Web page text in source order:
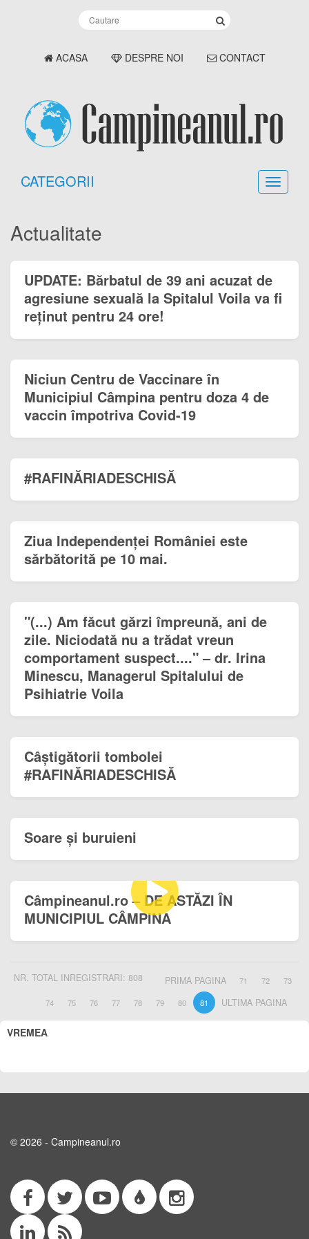
ACASA DESPRE NOI CONTACT
CATEGORII
Actualitate
UPDATE: Bărbatul de 39 ani acuzat de
agresiune sexuală la Spitalul Voila va fi
reținut pentru 24 ore!
Niciun Centru de Vaccinare în
Municipiul Câmpina pentru doza 4 de
vaccin împotriva Covid-19
#RAFINĂRIADESCHISĂ
Ziua Independenței României este
sărbătorită pe 10 mai.
"(...) Am făcut gărzi împreună, ani de
zile. Niciodată nu a trădat vreun
comportament suspect...." – dr. Irina
Minescu, Managerul Spitalului de
Psihiatrie Voila
Câștigătorii tombolei
#RAFINĂRIADESCHISĂ
Soare și buruieni
Câmpineanul.ro – DE ASTĂZI ÎN
MUNICIPIUL CÂMPINA
NR. TOTAL INREGISTRARI: 808 PRIMA PAGINA 71 72
73
74
75 76 77 78 79 80 81 ULTIMA PAGINA
VREMEA
© 2026 - Campineanul.ro